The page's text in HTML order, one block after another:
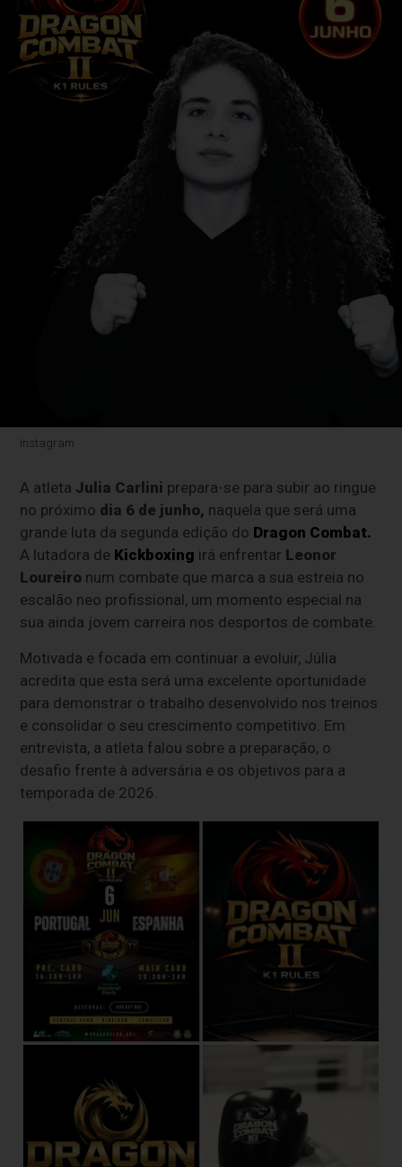
Instagram
A atleta Julia Carlini prepara-se para subir ao ringue
no próximo dia 6 de junho, naquela que será uma
grande luta da segunda edição do Dragon Combat.
A lutadora de Kickboxing irá enfrentar Leonor
Loureiro num combate que marca a sua estreia no
escalão neo profissional, um momento especial na
sua ainda jovem carreira nos desportos de combate.
Motivada e focada em continuar a evoluir, Júlia
acredita que esta será uma excelente oportunidade
para demonstrar o trabalho desenvolvido nos treinos
e consolidar o seu crescimento competitivo. Em
entrevista, a atleta falou sobre a preparação, o
desafio frente à adversária e os objetivos para a
temporada de 2026.